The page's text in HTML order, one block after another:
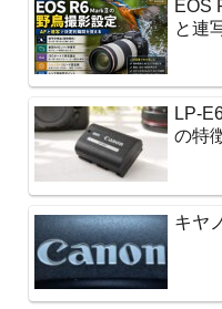
EOS
と連
LP-
の特
キヤ